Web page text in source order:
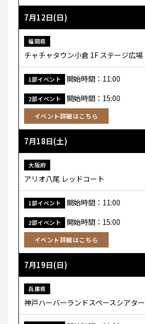
7月12日(日)
福岡県
チャチャタウン小倉 1F ステージ広場
1部イベント 開始時間：11:00
2部イベント 開始時間：15:00
イベント詳細はこちら
7月18日(土)
大阪府
アリオ八尾 レッドコート
1部イベント 開始時間：11:00
2部イベント 開始時間：15:00
イベント詳細はこちら
7月19日(日)
兵庫県
神戸ハーバーランドスペースシアター